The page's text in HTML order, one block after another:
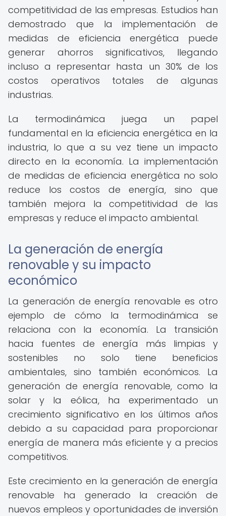
competitividad de las empresas. Estudios han
demostrado que la implementación de
medidas de eficiencia energética puede
generar ahorros significativos, llegando
incluso a representar hasta un 30% de los
costos operativos totales de algunas
industrias.
La termodinámica juega un papel
fundamental en la eficiencia energética en la
industria, lo que a su vez tiene un impacto
directo en la economía. La implementación
de medidas de eficiencia energética no solo
reduce los costos de energía, sino que
también mejora la competitividad de las
empresas y reduce el impacto ambiental.
La generación de energía
renovable y su impacto
económico
La generación de energía renovable es otro
ejemplo de cómo la termodinámica se
relaciona con la economía. La transición
hacia fuentes de energía más limpias y
sostenibles no solo tiene beneficios
ambientales, sino también económicos. La
generación de energía renovable, como la
solar y la eólica, ha experimentado un
crecimiento significativo en los últimos años
debido a su capacidad para proporcionar
energía de manera más eficiente y a precios
competitivos.
Este crecimiento en la generación de energía
renovable ha generado la creación de
nuevos empleos y oportunidades de inversión